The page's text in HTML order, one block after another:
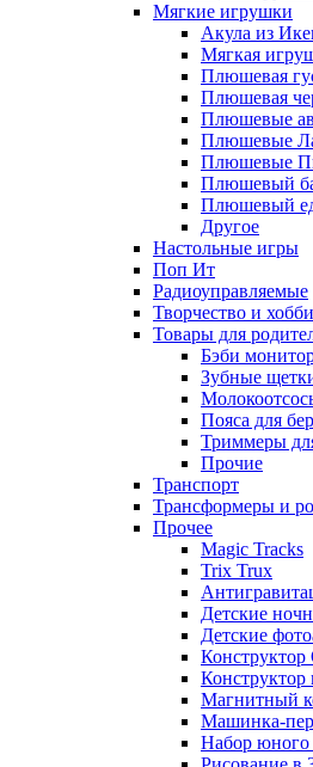
Мягкие игрушки
Акула из
Мягкая
Плюшевая
Плюшевая
Плюшевые
Плюшевые
Плюшевые
Плюшевый
Плюшевый
Другое
Настольные игры
Поп Ит
Радиоуправляемые
Творчество и хобби
Товары для
Бэби
Зубные
Пояса для
Триммеры
Прочие
Транспорт
Трансформеры и
Прочее
Magic Tracks
Trix Trux
Детские
Детские
Конструктор
Конструктор
Магнитный
Машинка-
Набор юного